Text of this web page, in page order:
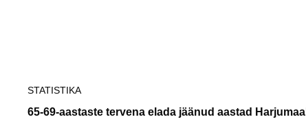
STATISTIKA
65-69-aastaste tervena elada jäänud aastad Harjumaal